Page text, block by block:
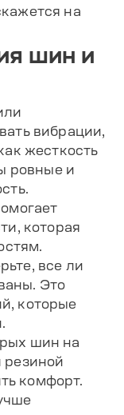
на
шин и
вибрации,
жесткость
ровные и
которая
все ли
Это
которые
шин на
резиной
комфорт.